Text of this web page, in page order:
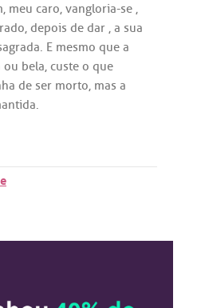
, meu caro, vangloria-se ,
, depois de dar , a sua
. E mesmo que a
ou bela, custe o que
de ser morto, mas a
.